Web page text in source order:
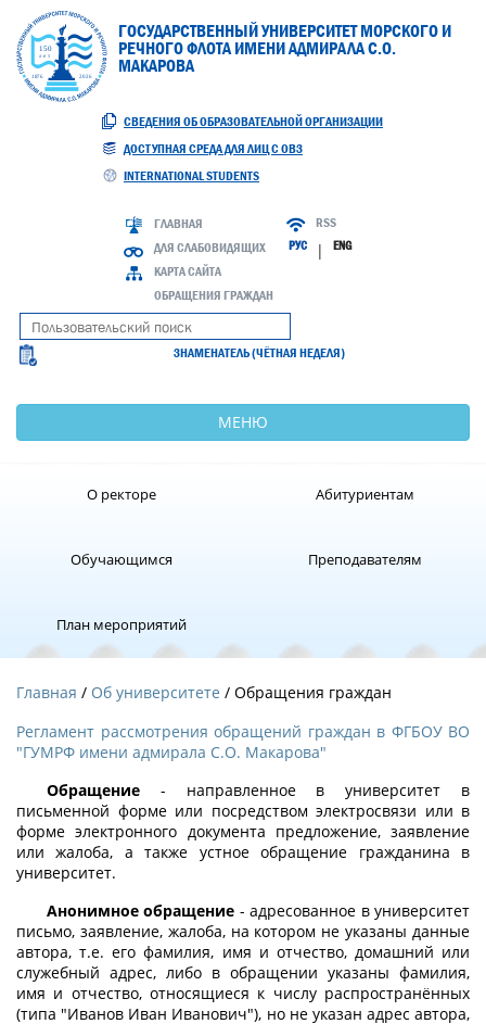
ГОСУДАРСТВЕННЫЙ УНИВЕРСИТЕТ МОРСКОГО И
РЕЧНОГО ФЛОТА ИМЕНИ АДМИРАЛА С.О.
МАКАРОВА
СВЕДЕНИЯ ОБ ОБРАЗОВАТЕЛЬНОЙ ОРГАНИЗАЦИИ
ДОСТУПНАЯ СРЕДА ДЛЯ ЛИЦ С ОВЗ
INTERNATIONAL STUDENTS
ГЛАВНАЯ
ДЛЯ СЛАБОВИДЯЩИХ
КАРТА САЙТА
ОБРАЩЕНИЯ ГРАЖДАН
RSS
РУС | ENG
ЗНАМЕНАТЕЛЬ (ЧЁТНАЯ НЕДЕЛЯ)
МЕНЮ
О ректоре Абитуриентам
Обучающимся Преподавателям
План мероприятий
Главная Об университете / Обращения граждан
Регламент рассмотрения обращений граждан в ФГБОУ ВО
"ГУМРФ имени адмирала С.О. Макарова"
Обращение - направленное в университет в
письменной форме или посредством электросвязи или в
форме электронного документа предложение, заявление
или жалоба, а также устное обращение гражданина в
университет.
Анонимное обращение - адресованное в университет
письмо, заявление, жалоба, на котором не указаны данные
автора, т.е. его фамилия, имя и отчество, домашний или
служебный адрес, либо в обращении указаны фамилия,
имя и отчество, относящиеся к числу распространённых
(типа "Иванов Иван Иванович"), но не указан адрес автора,